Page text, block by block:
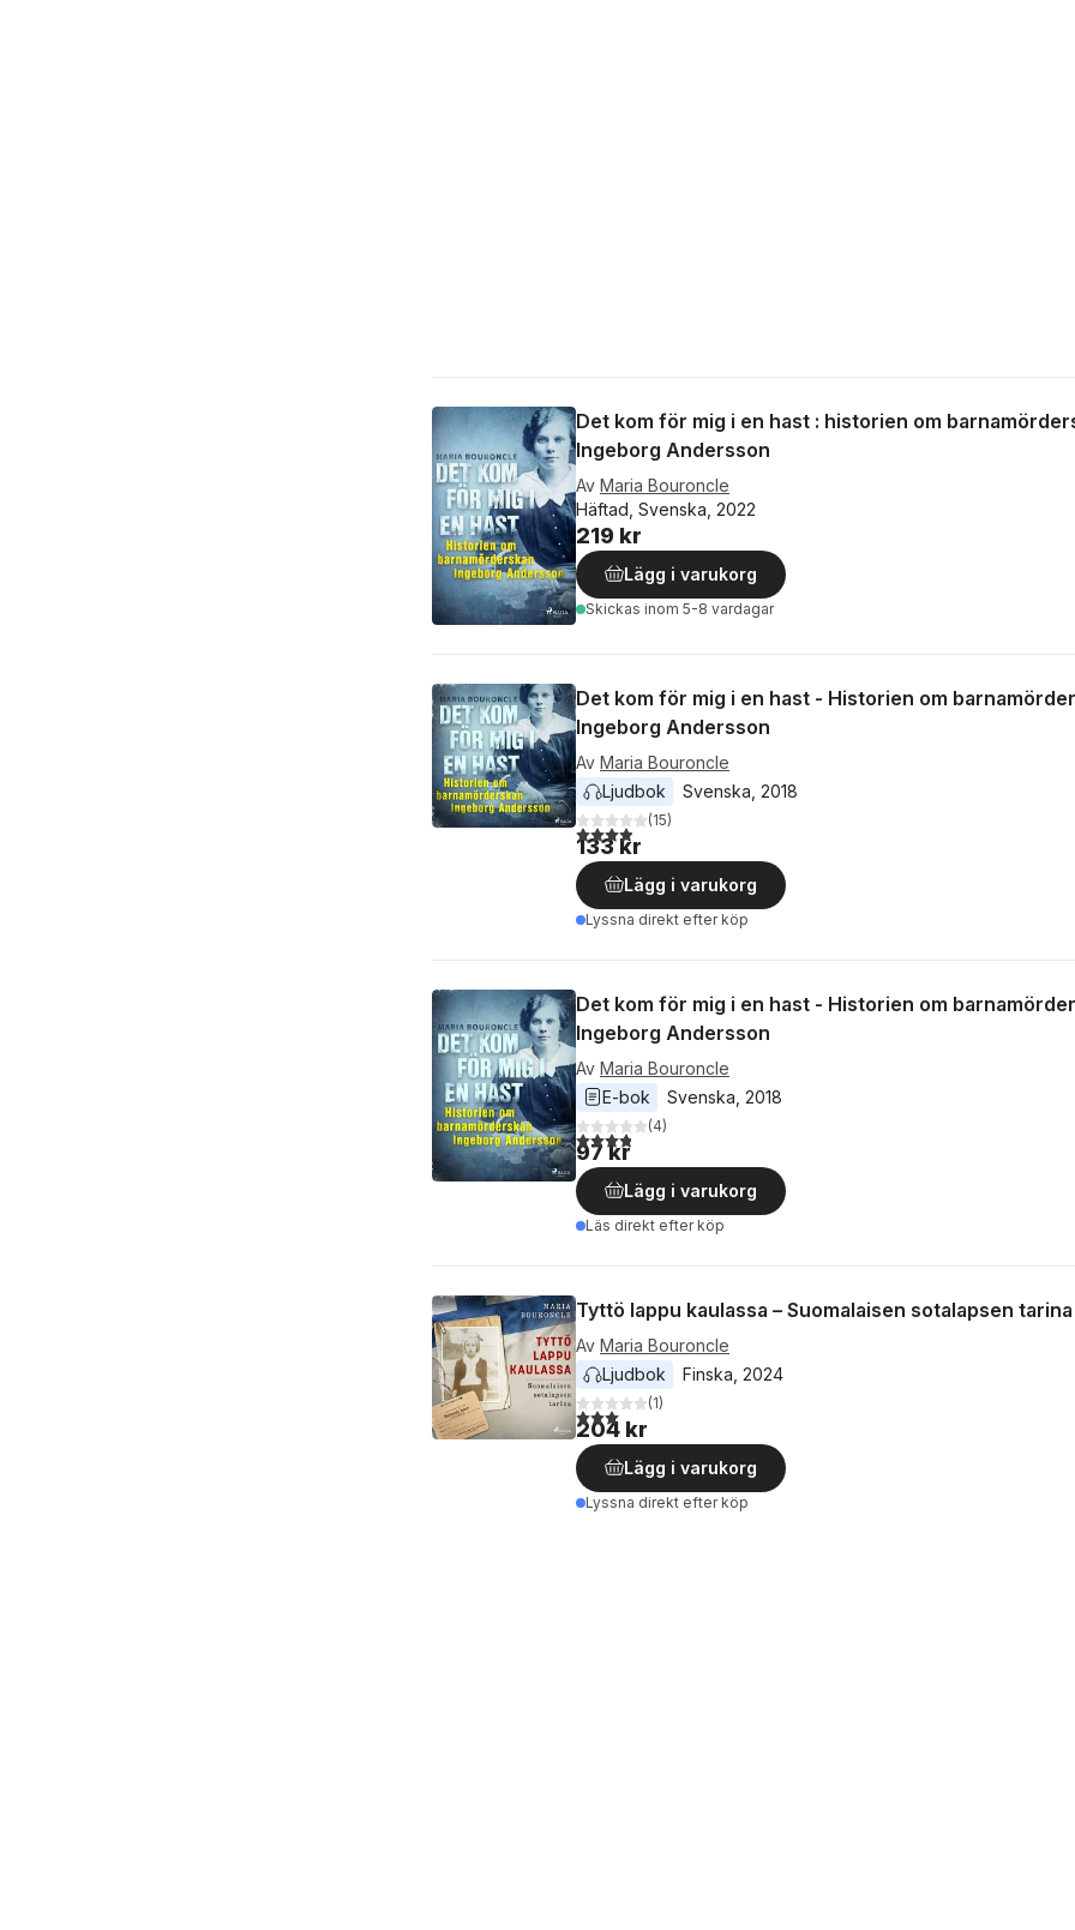
Det kom för mig i en hast : historien om
Ingeborg Andersson
Av Maria Bouroncle
Häftad, Svenska, 2022
219 kr
Lägg i varukorg
Skickas inom 5-8 vardagar
Det kom för mig i en hast - Historien om
Ingeborg Andersson
Av Maria Bouroncle
Ljudbok
Svenska 2018
3,9utav 5 stjärnor. Totalt antal röster:
(15)
133 kr
Lägg i varukorg
Lyssna direkt efter köp
Det kom för mig i en hast - Historien om
Ingeborg Andersson
Av Maria Bouroncle
E-bok
Svenska 2018
3,8utav 5 stjärnor. Totalt antal röster:
(4)
97 kr
Lägg i varukorg
Läs direkt efter köp
Tyttö lappu kaulassa – Suomalaisen sotalapsen tarina
Av Maria Bouroncle
Ljudbok
Finska 2024
3,0utav 5 stjärnor. Totalt antal röster:
(1)
204 kr
Lägg i varukorg
Lyssna direkt efter köp